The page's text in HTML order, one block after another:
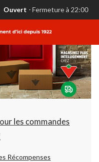
Ouvert ⋅ Fermeture à 22:00
les commandes
Récompenses